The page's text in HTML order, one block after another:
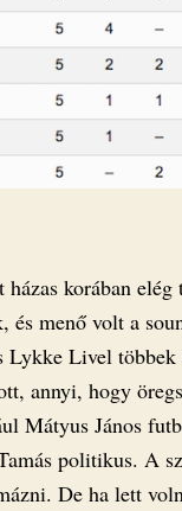
korában elég
és menő volt a
Livel
annyi, hogy
Mátyus János
politikus. A
De ha lett